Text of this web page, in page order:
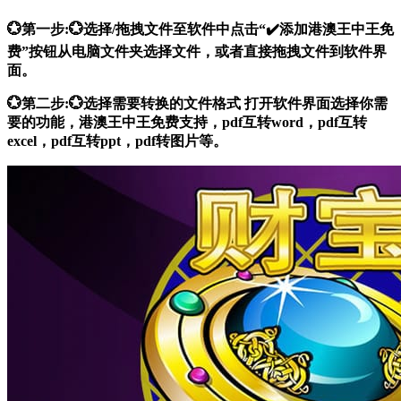
💮第一步:💮选择/拖拽文件至软件中点击“✔️添加港澳王中王免
费”按钮从电脑文件夹选择文件，或者直接拖拽文件到软件界
面。
💮第二步:💮选择需要转换的文件格式 打开软件界面选择你需
要的功能，港澳王中王免费支持，pdf互转word，pdf互转
excel，pdf互转ppt，pdf转图片等。